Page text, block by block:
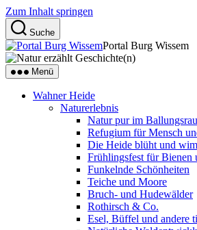
Zum Inhalt springen
Suche
Portal Burg Wissem
Menü
Wahner Heide
Naturerlebnis
Natur pur im
Refugium für Mensch
Die Heide blüht und
Frühlingsfest für Bienen
Funkelnde Schönheiten
Teiche und Moore
Bruch- und Hudewälder
Rothirsch & Co.
Esel, Büffel und andere